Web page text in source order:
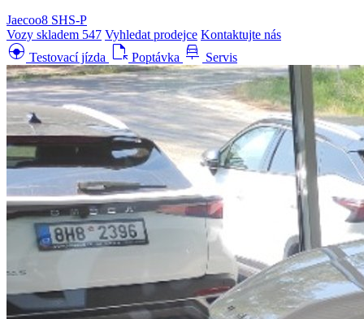
Jaecoo8 SHS-P
Vozy skladem 547 Vyhledat prodejce Kontaktujte nás
search_hands_free Testovací jízda file_open Poptávka car_repair Servis